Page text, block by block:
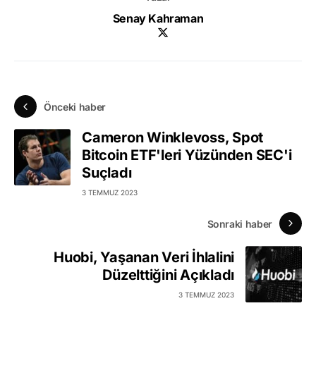
Senay Kahraman
Önceki haber
Cameron Winklevoss, Spot
Bitcoin ETF'leri Yüzünden SEC'i
Suçladı
3 TEMMUZ 2023
Sonraki haber
Huobi, Yaşanan Veri İhlalini
Düzelttiğini Açıkladı
3 TEMMUZ 2023